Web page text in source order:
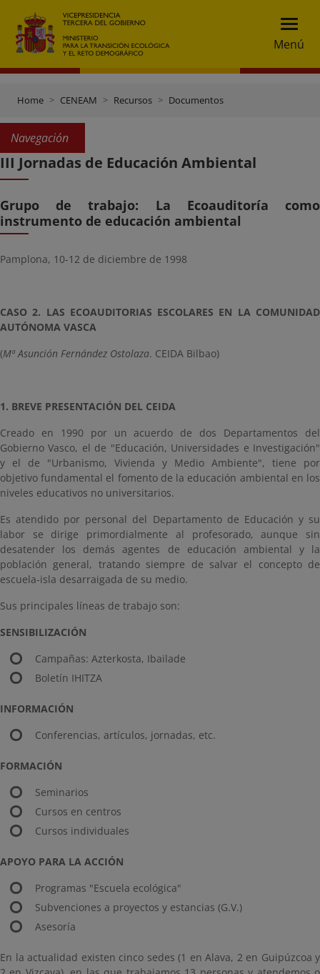
Menú
Home CENEAM Recursos Documentos
Navegación
III Jornadas de Educación Ambiental
Grupo de trabajo: La Ecoauditoría como
instrumento de educación ambiental
Pamplona, 10-12 de diciembre de 1998
CASO 2. LAS ECOAUDITORIAS ESCOLARES EN LA COMUNIDAD
AUTÓNOMA VASCA
(Mª Asunción Fernández Ostolaza. CEIDA Bilbao)
1. BREVE PRESENTACIÓN DEL CEIDA
Creado en 1990 por un acuerdo de dos Departamentos del
Gobierno Vasco, el de "Educación, Universidades e Investigación"
y el de "Urbanismo, Vivienda y Medio Ambiente", tiene por
objetivo fundamental el fomento de la educación ambiental en los
niveles educativos no universitarios.
Es atendido por personal del Departamento de Educación y su
labor se dirige primordialmente al profesorado, aunque sin
desatender los demás agentes de educación ambiental y la
población general, tratando siempre de salvar el concepto de
escuela-isla desarraigada de su medio.
Sus principales líneas de trabajo son:
SENSIBILIZACIÓN
Campañas: Azterkosta, Ibailade
Boletín IHITZA
INFORMACIÓN
Conferencias, artículos, jornadas, etc.
FORMACIÓN
Seminarios
Cursos en centros
Cursos individuales
APOYO PARA LA ACCIÓN
Programas "Escuela ecológica"
Subvenciones a proyectos y estancias (G.V.)
Asesoría
En la actualidad existen cinco sedes (1 en Alava, 2 en Guipúzcoa y